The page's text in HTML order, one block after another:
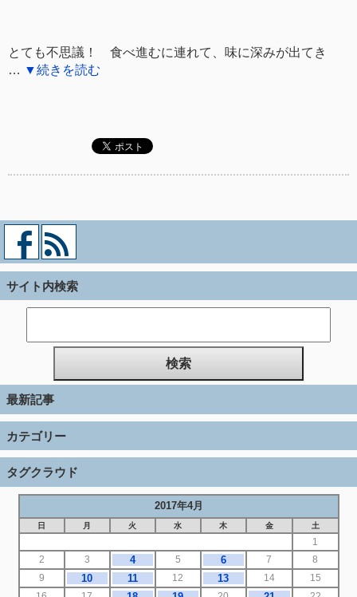
とても不思議！ 食べ進むに連れて、味に深みが出てき
… ▼続きを読む
サイト内検索
最新記事
カテゴリー
タグクラウド
2017年4月
日 月 火 水 木 金 土
1
2
3 4 5 6 7
8
9
10 11 12 13 14
15